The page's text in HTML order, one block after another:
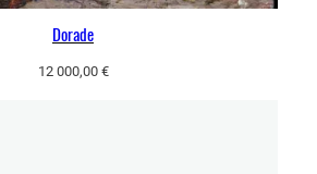
Dorade
12 000,00 €